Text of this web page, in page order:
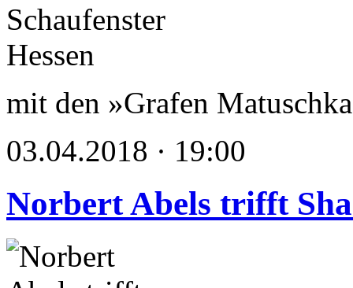
mit den »Grafen
03.04.2018 · 19:00
Norbert Abels trifft